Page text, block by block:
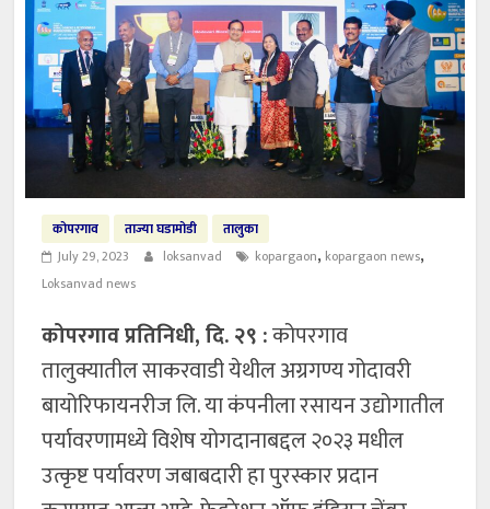
कोपरगाव ताज्या घडामोडी
तालुका
July 29, 2023
loksanvad kopargaon, kopargaon news,
Loksanvad news
कोपरगाव प्रतिनिधी, दि. २९ :कोपरगाव
तालुक्यातील साकरवाडी येथील अग्रगण्य गोदावरी
बायोरिफायनरीज लि. या कंपनीला रसायन उद्योगातील
पर्यावरणामध्ये विशेष योगदानाबद्दल २०२३ मधील
उत्कृष्ट पर्यावरण जबाबदारी हा पुरस्कार प्रदान